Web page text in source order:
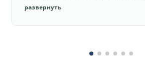
функций. Юристы подготовили
развернуть